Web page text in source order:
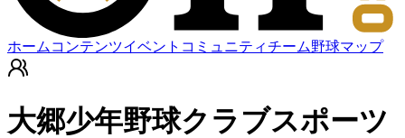
ホーム コンテンツイベント コミュニティチーム野球マップ
大郷少年野球クラブスポーツ